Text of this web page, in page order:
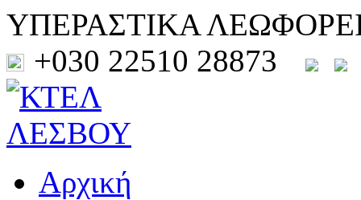
ΥΠΕΡΑΣΤΙΚΑ
+030 22510 28873
Αρχική